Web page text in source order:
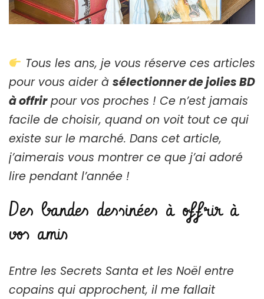
Tous les ans, je vous réserve ces articles
pour vous aider à sélectionner de jolies BD
à offrirpour vos proches ! Ce n’est jamais
facile de choisir, quand on voit tout ce qui
existe sur le marché. Dans cet article,
j’aimerais vous montrer ce que j’ai adoré
lire pendant l’année !
Des bandes dessinées à offrir à
vos amis
Entre les Secrets Santa et les Noël entre
copains qui approchent, il me fallait